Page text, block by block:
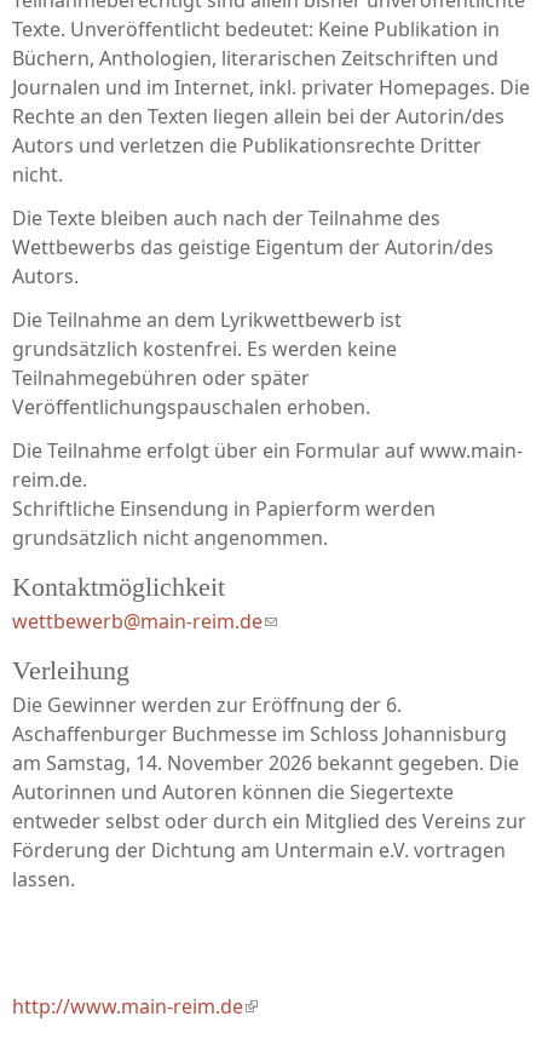
Texte. Unveröffentlicht bedeutet: Keine Publikation in
Büchern, Anthologien, literarischen Zeitschriften und
Journalen und im Internet, inkl. privater Homepages. Die
Rechte an den Texten liegen allein bei der Autorin/des
Autors und verletzen die Publikationsrechte Dritter
nicht.
Die Texte bleiben auch nach der Teilnahme des
Wettbewerbs das geistige Eigentum der Autorin/des
Autors.
Die Teilnahme an dem Lyrikwettbewerb ist
grundsätzlich kostenfrei. Es werden keine
Teilnahmegebühren oder später
Veröffentlichungspauschalen erhoben.
Die Teilnahme erfolgt über ein Formular aufwww.main-
reim.de.
Schriftliche Einsendung in Papierform werden
grundsätzlich nicht angenommen.
Kontaktmöglichkeit
wettbewerb@main-reim.de(link sends e-mail)
Verleihung
Die Gewinner werden zur Eröffnung der 6.
Aschaffenburger Buchmesse im Schloss Johannisburg
am Samstag, 14. November 2026 bekannt gegeben. Die
Autorinnen und Autoren können die Siegertexte
entweder selbst oder durch ein Mitglied des Vereins zur
Förderung der Dichtung am Untermain e.V. vortragen
lassen.
http://www.main-reim.de(link is external)